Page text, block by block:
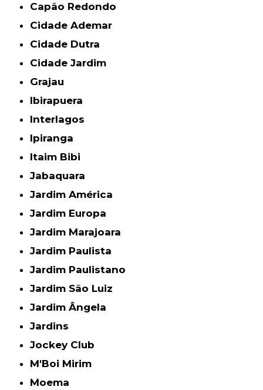
Capão Redondo
Cidade Ademar
Cidade Dutra
Cidade Jardim
Grajau
Ibirapuera
Interlagos
Ipiranga
Itaim Bibi
Jabaquara
Jardim América
Jardim Europa
Jardim Marajoara
Jardim Paulista
Jardim Paulistano
Jardim São Luiz
Jardim Ângela
Jardins
Jockey Club
M'Boi Mirim
Moema